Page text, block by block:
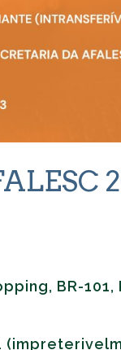
BR-101,